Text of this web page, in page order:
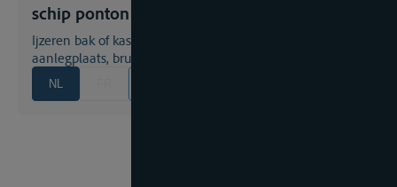
schip ponton
ijzeren bak of kast als onderdeel van een drijvend dok, als
aanlegplaats, brugschuit of platvorm om te werken
NL